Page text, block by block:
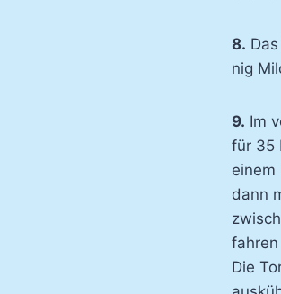
8.
nig
9. Im
für 35
ei­nem
dann
Die